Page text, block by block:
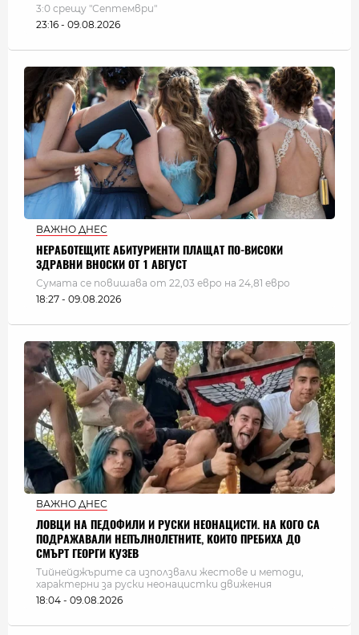
3:0 срещу "Септември"
23:16 - 09.08.2026
ВАЖНО ДНЕС
НЕРАБОТЕЩИТЕ АБИТУРИЕНТИ ПЛАЩАТ ПО-ВИСОКИ
ЗДРАВНИ ВНОСКИ ОТ 1 АВГУСТ
Сумата се повишава от 22,03 евро на 24,81 евро
18:27 - 09.08.2026
ВАЖНО ДНЕС
ЛОВЦИ НА ПЕДОФИЛИ И РУСКИ НЕОНАЦИСТИ. НА КОГО СА
ПОДРАЖАВАЛИ НЕПЪЛНОЛЕТНИТЕ, КОИТО ПРЕБИХА ДО
СМЪРТ ГЕОРГИ КУЗЕВ
Тийнейджърите са използвали жестове и методи,
характерни за руски неонацистки движения
18:04 - 09.08.2026